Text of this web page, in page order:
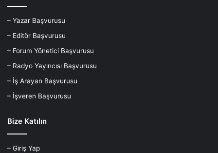
– Yazar Başvurusu
– Editör Başvurusu
– Forum Yönetici Başvurusu
– Radyo Yayıncısı Başvurusu
– İş Arayan Başvurusu
– İşveren Başvurusu
Bize Katılın
– Giriş Yap